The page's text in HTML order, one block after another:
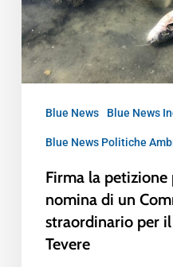
Blue News Blue News
Blue News Politiche
Firma la petizione
nomina di un
straordinario per
Tevere